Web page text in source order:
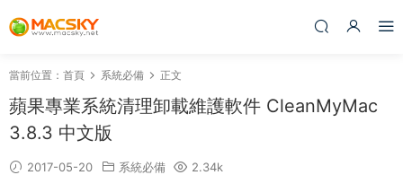
當前位置： 首頁 系統必備 正文
蘋果專業系統清理卸載維護軟件 CleanMyMac
3.8.3 中文版
2017-05-20 系統必備 2.34k